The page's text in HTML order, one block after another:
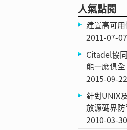
人氣點閱
建置高可用
2011-07-07
Citadel協
能一應俱全
2015-09-22
針對UNIX
放源碼界
2010-03-30